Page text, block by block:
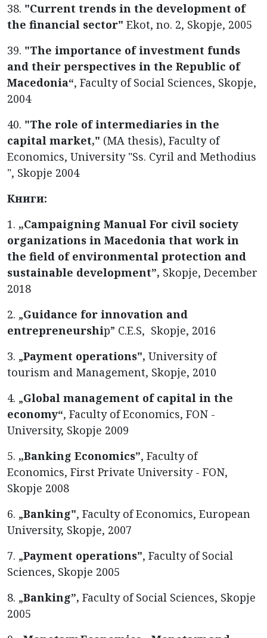
38. "Current trends in the development of
the financial sector" Ekot, no. 2, Skopje, 2005
39. "The importance of investment funds
and their perspectives in the Republic of
Macedonia“, Faculty of Social Sciences, Skopje,
2004
40. "The role of intermediaries in the
capital market," (MA thesis), Faculty of
Economics, University "Ss. Cyril and Methodius
", Skopje 2004
Книги:
1. „Campaigning Manual For civil society
organizations in Macedonia that work in
the field of environmental protection and
sustainable development”, Skopje, December
2018
2. „Guidance for innovation and
entrepreneurship” C.E.S, Skopje, 2016
3. „Payment operations", University of
tourism and Management, Skopje, 2010
4. „Global management of capital in the
economy“, Faculty of Economics, FON -
University, Skopje 2009
5. „Banking Economics”, Faculty of
Economics, First Private University - FON,
Skopje 2008
6. „Banking", Faculty of Economics, European
University, Skopje, 2007
7. „Payment operations", Faculty of Social
Sciences, Skopje 2005
8. „Banking”, Faculty of Social Sciences, Skopje
2005